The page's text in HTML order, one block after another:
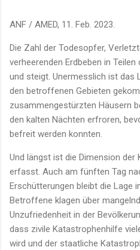
ANF / AMED, 11. Feb. 2023.
Die Zahl der Todesopfer,
verheerenden Erdbeben in
und steigt. Unermesslich ist das
den betroffenen Gebieten
zusammengestürzten Häusern
den kalten Nächten erfroren,
befreit werden konnten.
Und längst ist die Dimension
erfasst. Auch am fünften Tag
Erschütterungen bleibt die Lage
Betroffene klagen über
Unzufriedenheit in der
dass zivile Katastrophenhilfe
wird und der staatliche